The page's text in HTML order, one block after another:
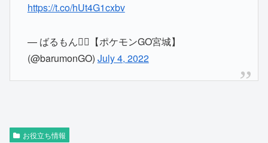
https://t.co/hUt4G1cxbv
— ばるもん◓⃙【ポケモンGO宮城】
(@barumonGO) July 4, 2022
お役立ち情報